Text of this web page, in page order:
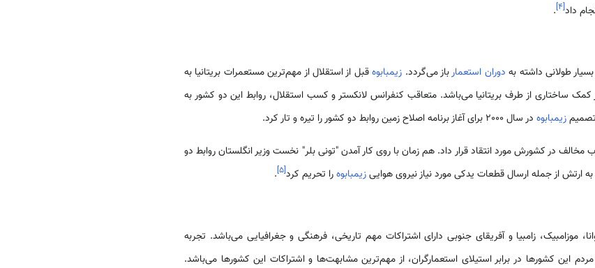
[۴]
.
طولانی داشته به دوران استعمارباز می‌گردد. زیمبابوهقبل از استقلال از مهم‌ترین مستعمرات بریتانیا به
ساختاری از طرف بریتانیا می‌باشد. متعاقب کنفرانس لانکستر و کسب استقلال، روابط این دو کشور به
زیمبابوه در سال 2000 برای آغاز برنامه اصلاح زمین روابط دو کشور را تیره و تار کرد.
مخالف در کشورش مورد انتقاد قرار داد. هم زمان با روی کار آمدن "تونی بلر" نخست وزیر انگلستان روابط دو
ارتش از جمله ارسال قطعات یدکی مورد نیاز نیروی هواییزیمبابوهرا تحریم کرد[۵]
.
موزامبیک، زامبیا و آفریقای جنوبی دارای اشتراکات مهم تاریخی، فرهنگی و جغرافیایی می‌باشد. تجربه
این کشورها در برابر استیلای استعمارگران، از مهم‌ترین مشابهت‌ها و اشتراکات این کشورها می‌باشد.